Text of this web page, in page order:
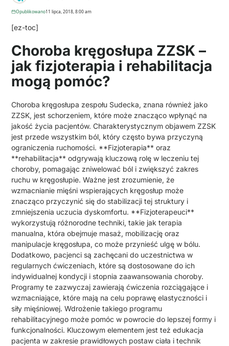
Opublikowano11 lipca, 2018, 8:00 am
[ez-toc]
Choroba kręgosłupa ZZSK –
jak fizjoterapia i rehabilitacja
mogą pomóc?
Choroba kręgosłupa zespołu Sudecka, znana również jako
ZZSK, jest schorzeniem, które może znacząco wpłynąć na
jakość życia pacjentów. Charakterystycznym objawem ZZSK
jest przede wszystkim ból, który często bywa przyczyną
ograniczenia ruchomości. **Fizjoterapia** oraz
**rehabilitacja** odgrywają kluczową rolę w leczeniu tej
choroby, pomagając zniwelować ból i zwiększyć zakres
ruchu w kręgosłupie. Ważne jest zrozumienie, że
wzmacnianie mięśni wspierających kręgosłup może
znacząco przyczynić się do stabilizacji tej struktury i
zmniejszenia uczucia dyskomfortu. **Fizjoterapeuci**
wykorzystują różnorodne techniki, takie jak terapia
manualna, która obejmuje masaż, mobilizację oraz
manipulacje kręgosłupa, co może przynieść ulgę w bólu.
Dodatkowo, pacjenci są zachęcani do uczestnictwa w
regularnych ćwiczeniach, które są dostosowane do ich
indywidualnej kondycji i stopnia zaawansowania choroby.
Programy te zazwyczaj zawierają ćwiczenia rozciągające i
wzmacniające, które mają na celu poprawę elastyczności i
siły mięśniowej. Wdrożenie takiego programu
rehabilitacyjnego może pomóc w powrocie do lepszej formy i
funkcjonalności. Kluczowym elementem jest też edukacja
pacjenta w zakresie prawidłowych postaw ciała i technik